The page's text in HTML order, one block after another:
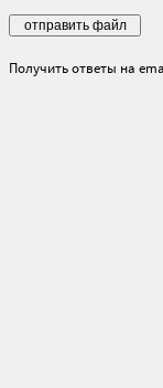
Получить ответы на